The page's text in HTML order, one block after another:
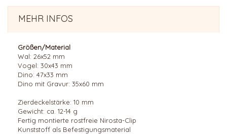
MEHR INFOS
Größen/Material
Wal: 26x52 mm
Vogel: 30x43 mm
Dino: 47x33 mm
Dino mit Gravur: 35x60 mm
Zierdeckelstärke: 10 mm
Gewicht: ca. 12-14 g
Fertig montierte rostfreie Nirosta-Clip
Kunststoff als Befestigungsmaterial